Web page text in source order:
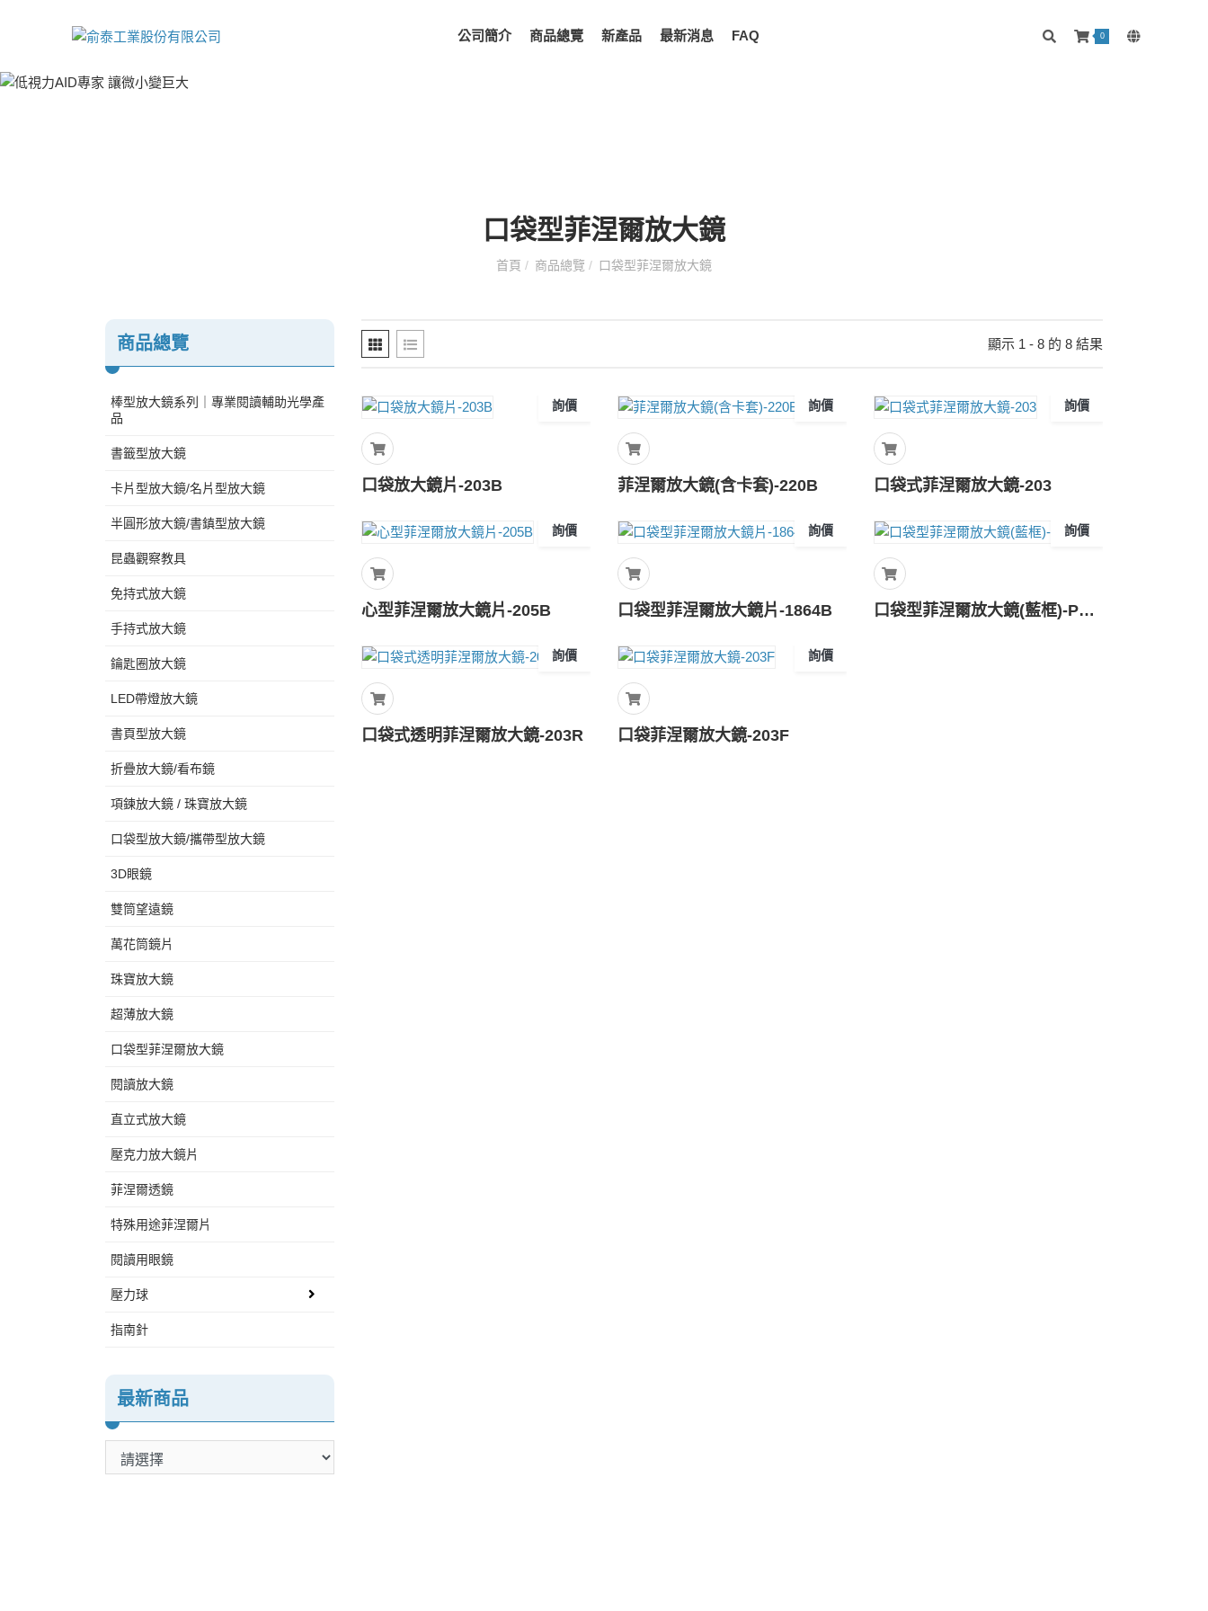
公司簡介 商品總覽 新產品 最新消息 FAQ 0
口袋型菲涅爾放大鏡
首頁/ 商品總覽 / 口袋型菲涅爾放大鏡
商品總覽
棒型放大鏡系列｜專業閱讀輔助光學產
品
書籤型放大鏡
卡片型放大鏡/名片型放大鏡
半圓形放大鏡/書鎮型放大鏡
昆蟲觀察教具
免持式放大鏡
手持式放大鏡
鑰匙圈放大鏡
LED帶燈放大鏡
書頁型放大鏡
折疊放大鏡/看布鏡
項鍊放大鏡 / 珠寶放大鏡
口袋型放大鏡/攜帶型放大鏡
3D眼鏡
雙筒望遠鏡
萬花筒鏡片
珠寶放大鏡
超薄放大鏡
口袋型菲涅爾放大鏡
閱讀放大鏡
直立式放大鏡
壓克力放大鏡片
菲涅爾透鏡
特殊用途菲涅爾片
閱讀用眼鏡
壓力球
指南針
最新商品
顯示 1 - 8 的 8 結果
詢價
口袋放大鏡片-203B
詢價
菲涅爾放大鏡(含卡套)-220B
詢價
口袋式菲涅爾放大鏡-203
詢價
心型菲涅爾放大鏡片-205B
詢價
口袋型菲涅爾放大鏡片-1864B
詢價
口袋型菲涅爾放大鏡(藍框)-PM-6
詢價
口袋式透明菲涅爾放大鏡-203R
詢價
口袋菲涅爾放大鏡-203F